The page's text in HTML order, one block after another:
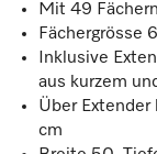
Mit 49 Fächern
Fächergrösse
Inklusive
aus kurzem
Über
cm